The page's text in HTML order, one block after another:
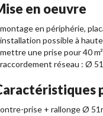
en oeuvre
en périphérie,
possible à
une prise pour 40
réseau : Ø
prise + rallonge Ø